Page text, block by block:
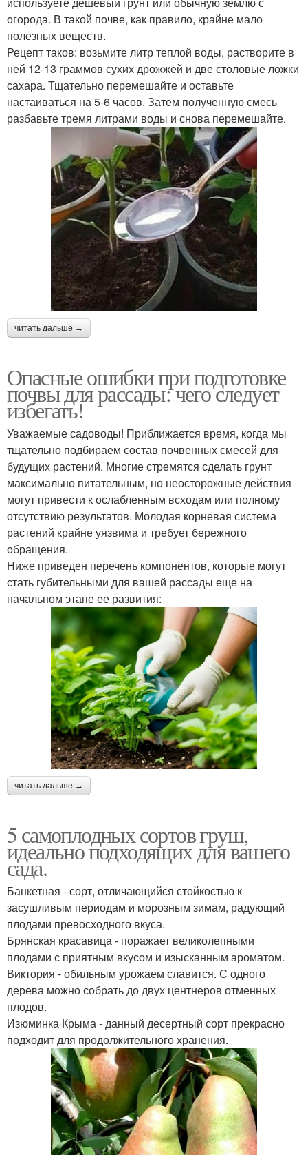
огорода. В такой почве, как правило, крайне мало
полезных веществ.
Рецепт таков: возьмите литр теплой воды, растворите в
ней 12-13 граммов сухих дрожжей и две столовые ложки
сахара. Тщательно перемешайте и оставьте
настаиваться на 5-6 часов. Затем полученную смесь
разбавьте тремя литрами воды и снова перемешайте.
читать дальше →
Опасные ошибки при подготовке
почвы для рассады: чего следует
избегать!
Уважаемые садоводы! Приближается время, когда мы
тщательно подбираем состав почвенных смесей для
будущих растений. Многие стремятся сделать грунт
максимально питательным, но неосторожные действия
могут привести к ослабленным всходам или полному
отсутствию результатов. Молодая корневая система
растений крайне уязвима и требует бережного
обращения.
Ниже приведен перечень компонентов, которые могут
стать губительными для вашей рассады еще на
начальном этапе ее развития:
читать дальше →
5 самоплодных сортов груш,
идеально подходящих для вашего
сада.
Банкетная - сорт, отличающийся стойкостью к
засушливым периодам и морозным зимам, радующий
плодами превосходного вкуса.
Брянская красавица - поражает великолепными
плодами с приятным вкусом и изысканным ароматом.
Виктория - обильным урожаем славится. С одного
дерева можно собрать до двух центнеров отменных
плодов.
Изюминка Крыма - данный десертный сорт прекрасно
подходит для продолжительного хранения.